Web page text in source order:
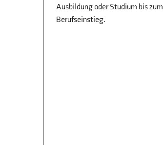
Ausbildung oder Studium bis zum
Berufseinstieg.